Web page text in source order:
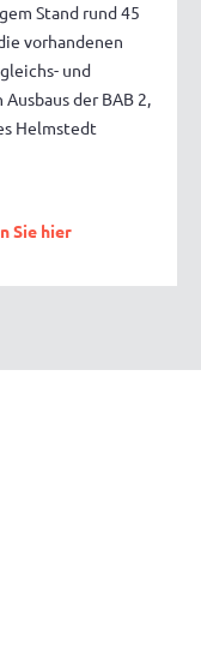
Stand rund 45
vorhandenen
und
der BAB 2,
Helmstedt
Sie hier